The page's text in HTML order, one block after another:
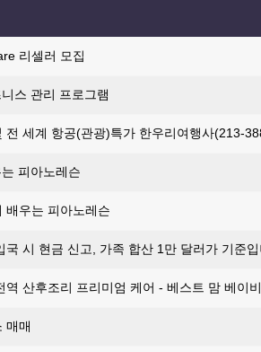
리셀러 모집
스 관리 프로그램
전 세계 항공(관광)특가 한우리여행사(213-
피아노레슨
배우는 피아노레슨
국 시 현금 신고, 가족 합산 1만 달러가 기준
역 산후조리 프리미엄 케어 - 베스트 맘 베이
매매